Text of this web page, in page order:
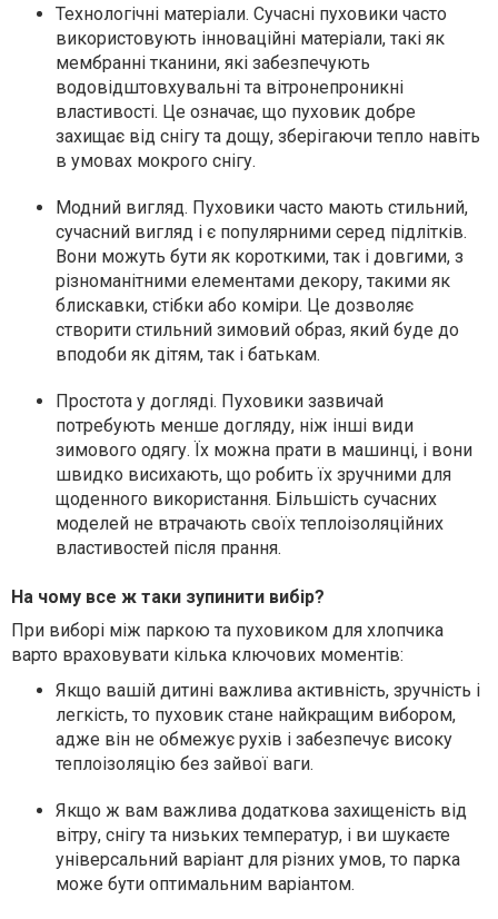
Технологічні матеріали. Сучасні пуховики часто
використовують інноваційні матеріали, такі як
мембранні тканини, які забезпечують
водовідштовхувальні та вітронепроникні
властивості. Це означає, що пуховик добре
захищає від снігу та дощу, зберігаючи тепло навіть
в умовах мокрого снігу.
Модний вигляд. Пуховики часто мають стильний,
сучасний вигляд і є популярними серед підлітків.
Вони можуть бути як короткими, так і довгими, з
різноманітними елементами декору, такими як
блискавки, стібки або коміри. Це дозволяє
створити стильний зимовий образ, який буде до
вподоби як дітям, так і батькам.
Простота у догляді. Пуховики зазвичай
потребують менше догляду, ніж інші види
зимового одягу. Їх можна прати в машинці, і вони
швидко висихають, що робить їх зручними для
щоденного використання. Більшість сучасних
моделей не втрачають своїх теплоізоляційних
властивостей після прання.
На чому все ж таки зупинити вибір?
При виборі між паркою та пуховиком для хлопчика
варто враховувати кілька ключових моментів:
Якщо вашій дитині важлива активність, зручність і
легкість, то пуховик стане найкращим вибором,
адже він не обмежує рухів і забезпечує високу
теплоізоляцію без зайвої ваги.
Якщо ж вам важлива додаткова захищеність від
вітру, снігу та низьких температур, і ви шукаєте
універсальний варіант для різних умов, то парка
може бути оптимальним варіантом.